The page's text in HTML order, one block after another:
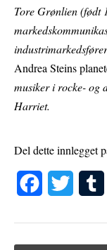
Tore Grønlien (født
Andrea Steins
musiker i rocke- og
Harriet.
Del dette innlegget